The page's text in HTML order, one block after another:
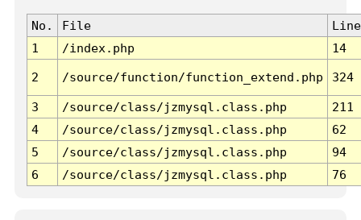
No. File
Line
1
/index.php 14
2 /source/function/function_extend.php 324
3 /source/class/jzmysql.class.php
211
4
/source/class/jzmysql.class.php
62
5
/source/class/jzmysql.class.php
94
6
/source/class/jzmysql.class.php 76